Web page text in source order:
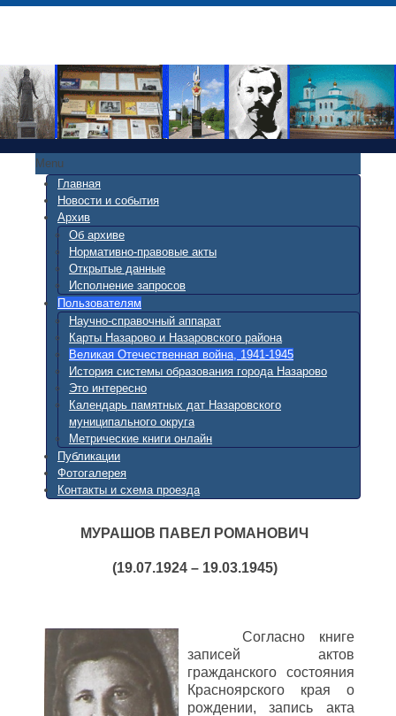
Menu
Главная
Новости и события
Архив
Об архиве
Нормативно-правовые акты
Открытые данные
Исполнение запросов
Пользователям
Научно-справочный аппарат
Карты Назарово и Назаровского района
Великая Отечественная война, 1941-1945
История системы образования города Назарово
Это интересно
Календарь памятных дат Назаровского
муниципального округа
Метрические книги онлайн
Публикации
Фотогалерея
Контакты и схема проезда
МУРАШОВ ПАВЕЛ РОМАНОВИЧ
(19.07.1924 – 19.03.1945)
Согласно книге
записей актов
гражданского состояния
Красноярского края о
рождении, запись акта